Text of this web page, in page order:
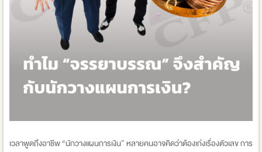
เวลาพูดถึงอาชีพ “นักวางแผนการเงิน” หลายคนอาจคิดว่าต้องเก่งเรื่องตัวเลข การ